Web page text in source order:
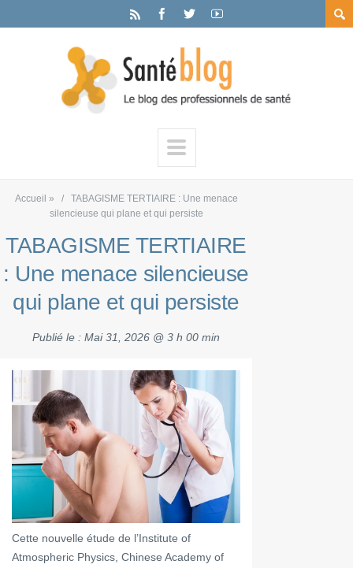
Accueil »
TABAGISME TERTIAIRE : Une menace
silencieuse qui plane et qui persiste
TABAGISME TERTIAIRE
: Une menace silencieuse
qui plane et qui persiste
Publié le : Mai 31, 2026 @ 3 h 00 min
Cette nouvelle étude de l’Institute of
Atmospheric Physics, Chinese Academy of